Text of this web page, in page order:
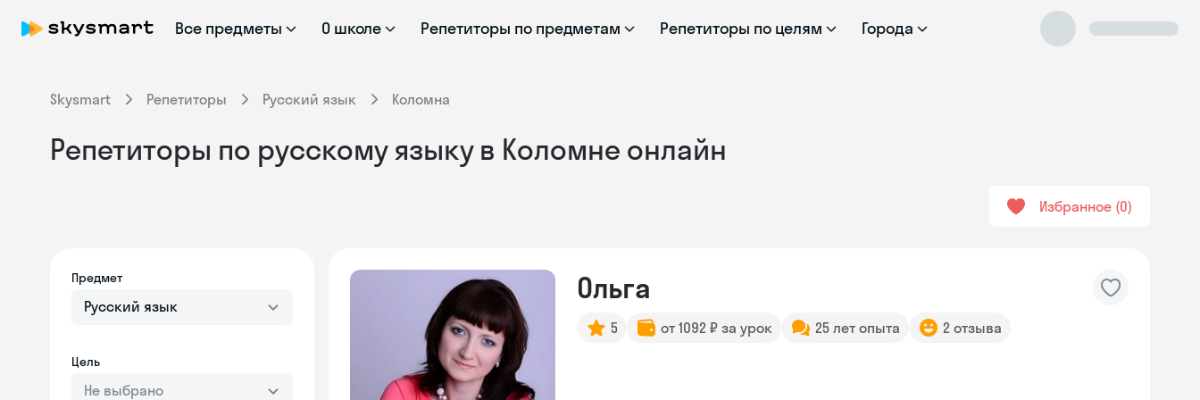
Все предметы О школе Репетиторы по предметам Репетиторы по целям Города
Skysmart Репетиторы Русский язык Коломна
Репетиторы по русскому языку в Коломне онлайн
Избранное 0
Предмет
Русский язык
Цель
Не выбрано
Ольга
5 от 1092 ₽ за урок 25 лет опыта 2 отзыва